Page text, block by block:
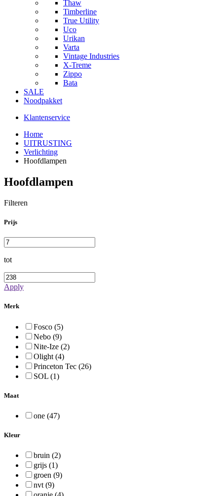
Thaw
Timberline
True Utility
Uco
Urikan
Varta
Vintage Industries
X-Treme
Zippo
Bata
SALE
Noodpakket
Klantenservice
Home
UITRUSTING
Verlichting
Hoofdlampen
Hoofdlampen
Filteren
Prijs
tot
Apply
Merk
Fosco (5)
Nebo (9)
Nite-Ize (2)
Olight (4)
Princeton Tec (26)
SOL (1)
Maat
one (47)
Kleur
bruin (2)
grijs (1)
groen (9)
nvt (9)